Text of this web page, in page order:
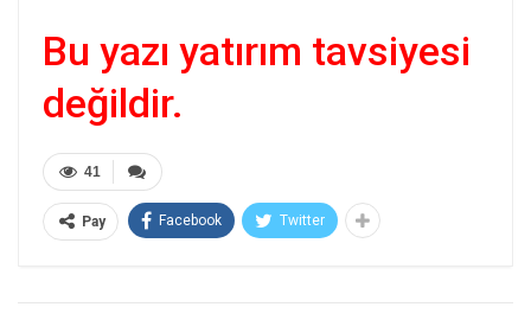
Bu yazı yatırım tavsiyesi
değildir.
41
Pay Facebook Twitter